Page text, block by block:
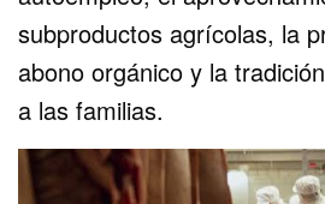
subproductos agrícolas, la
abono orgánico y la
a las familias.